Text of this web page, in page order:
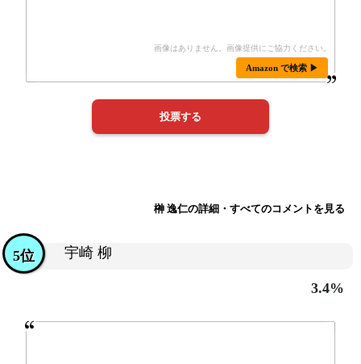
Amazon で検索 ▶
榊 逸仁の詳細・すべてのコメントを見る
宇崎 柳
5位
3.4%